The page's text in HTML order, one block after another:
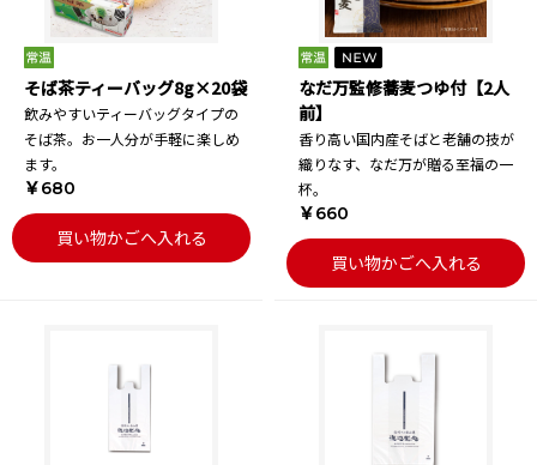
そば茶ティーバッグ8g×20袋
飲みやすいティーバッグタイプの
そば茶。お一人分が手軽に楽しめ
ます。
￥680
買い物かごへ入れる
なだ万監修蕎麦つゆ付【2人
前】
香り高い国内産そばと老舗の技が
織りなす、なだ万が贈る至福の一
杯。
￥660
買い物かごへ入れる